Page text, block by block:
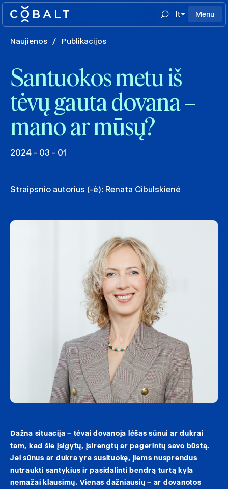
lt Menu
Naujienos / Publikacijos
Santuokos metu iš
tėvų gauta dovana –
mano ar mūsų?
2024 - 03 - 01
Straipsnio autorius (-ė): Renata Cibulskienė
Dažna situacija – tėvai dovanoja lėšas sūnui ar dukrai
tam, kad šie įsigytų, įsirengtų ar pagerintų savo būstą.
Jei sūnus ar dukra yra susituokę, jiems nusprendus
nutraukti santykius ir pasidalinti bendrą turtą kyla
nemažai klausimų. Vienas dažniausių – ar dovanotos